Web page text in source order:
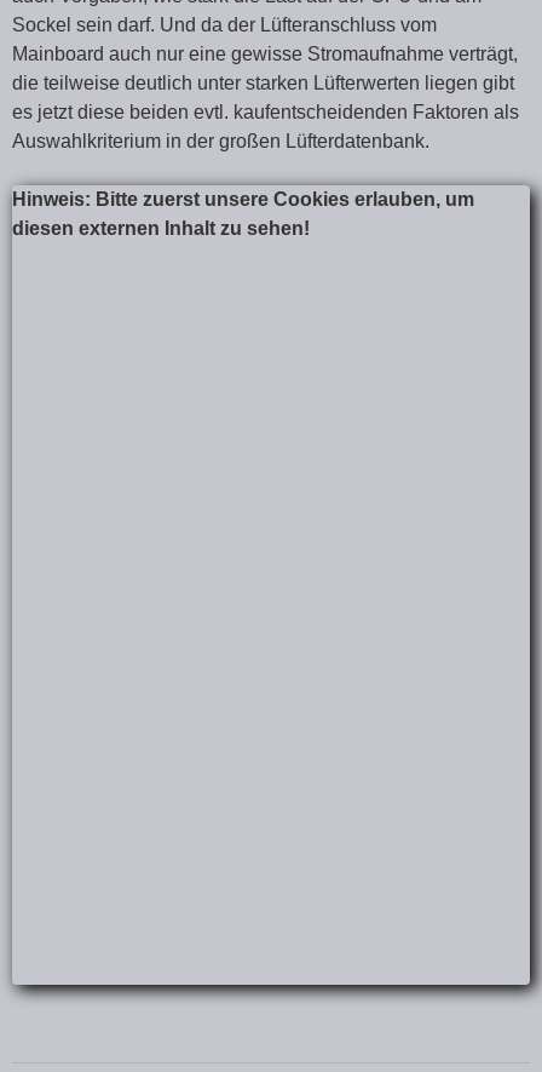
Sockel sein darf. Und da der Lüfteranschluss vom
Mainboard auch nur eine gewisse Stromaufnahme verträgt,
die teilweise deutlich unter starken Lüfterwerten liegen gibt
es jetzt diese beiden evtl. kaufentscheidenden Faktoren als
Auswahlkriterium in der großen Lüfterdatenbank.
Hinweis: Bitte zuerst unsere Cookies erlauben, um
diesen externen Inhalt zu sehen!